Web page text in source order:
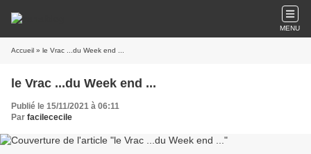
MENU
Accueil » le Vrac ...du Week end ...
le Vrac ...du Week end ...
Publié le 15/11/2021 à 06:11
Par facilececile